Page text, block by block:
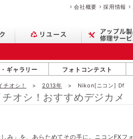
会社概要 採用情報
ギャラリー フォトコンテスト
チオシ！ 2013年 Nikon[ニコン] Df
オシ！おすすめデジカメ
み」を、あらためてその手に。ニコンFXフ